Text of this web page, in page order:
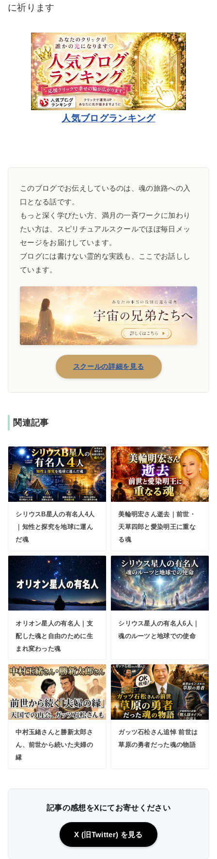
に祈ります
人気ブログランキング
このブログでお伝えしているのは、魂の旅路への入
口となる話です。
もっと深く学びたい方、満月の一斉ワークに加わり
たい方は、スピリチュアルスクールでほぼ毎日メッ
セージをお届けしています。
ブログには書けない霊的な実践も、ここでお話しし
ています。
スクールの詳細を見る
関連記事
シリウスB星人の有名人4人
｜知性と探究を地球に運ん
だ魂
美輪明宏さん逝去｜前世・
天草四郎と愛染明王に重な
る魂
オリオン星人の有名人｜支
配した魂と自由のために生
まれ変わった魂
シリウス星人の有名人6人｜
魂のルーツと地球での使命
中村玉緒さんと勝新太郎さ
ん、前世から続いた夫婦の
縁
ガッツ石松さん追悼 前世は
草原の勇者だった魂の物語
記事の感想をXにてお寄せください
X (旧Twitter) を見る